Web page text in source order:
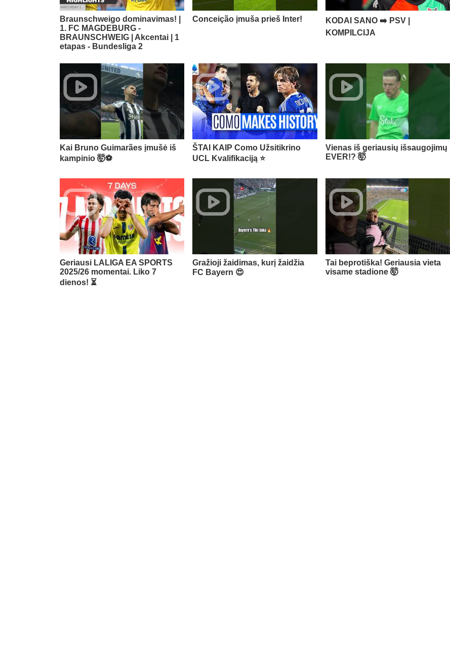
Braunschweigo dominavimas! |
1. FC MAGDEBURG -
BRAUNSCHWEIG | Akcentai | 1
etapas - Bundesliga 2
Conceição įmuša prieš Inter!
KODAI SANO ➡️ PSV |
KOMPILCIJA
Kai Bruno Guimarães įmušė iš
kampinio 🤯⚽️
ŠTAI KAIP Como Užsitikrino
UCL Kvalifikaciją ⭐
Vienas iš geriausių išsaugojimų
EVER!? 🤯
Geriausi LALIGA EA SPORTS
2025/26 momentai. Liko 7
dienos! ⏳
Gražioji žaidimas, kurį žaidžia
FC Bayern 😍
Tai beprotiška! Geriausia vieta
visame stadione 🤯